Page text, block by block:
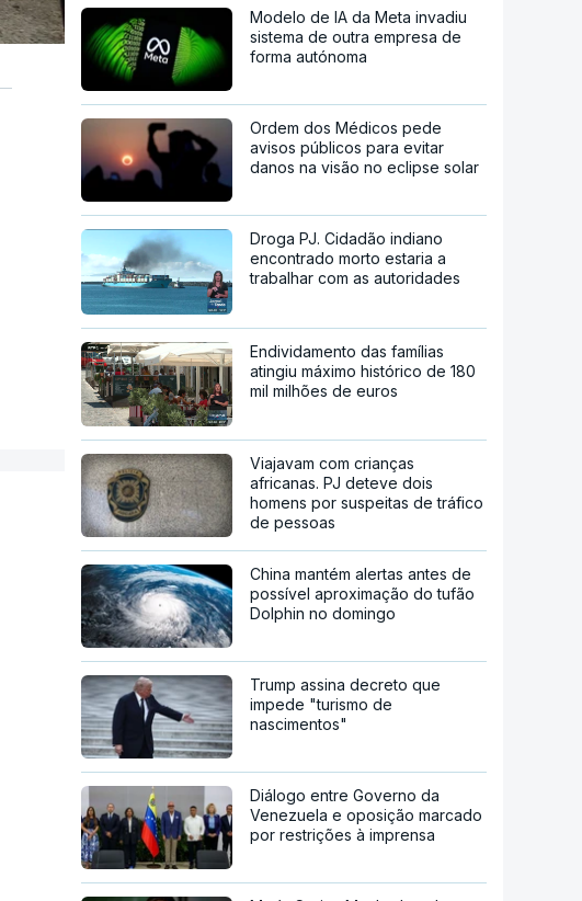
Modelo de IA da Meta invadiu
sistema de outra empresa de
forma autónoma
Ordem dos Médicos pede
avisos públicos para evitar
danos na visão no eclipse solar
Droga PJ. Cidadão indiano
encontrado morto estaria a
trabalhar com as autoridades
Endividamento das famílias
atingiu máximo histórico de 180
mil milhões de euros
Viajavam com crianças
africanas. PJ deteve dois
homens por suspeitas de tráfico
de pessoas
China mantém alertas antes de
possível aproximação do tufão
Dolphin no domingo
Trump assina decreto que
impede "turismo de
nascimentos"
Diálogo entre Governo da
Venezuela e oposição marcado
por restrições à imprensa